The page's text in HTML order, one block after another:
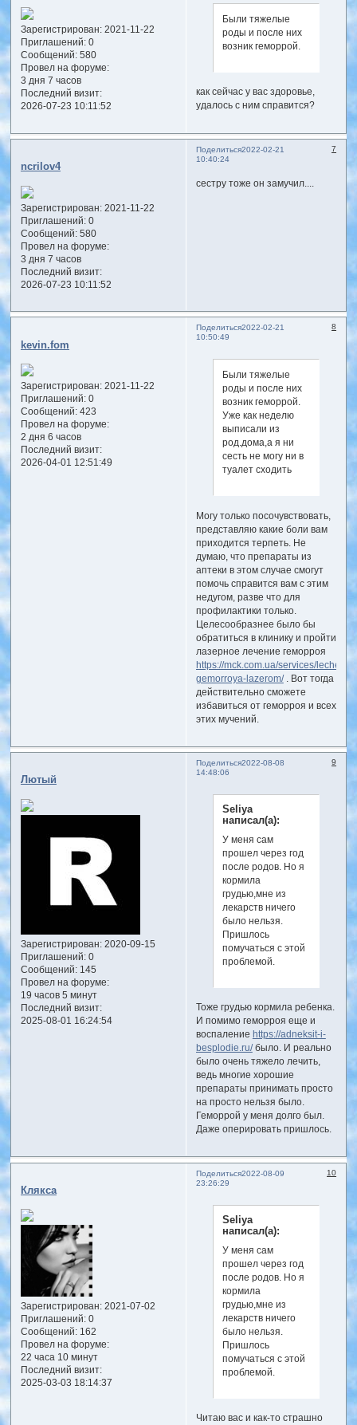
Зарегистрирован: 2021-11-22
Приглашений:0
Сообщений:580
Провел на форуме:
3 дня 7 часов
Последний визит:
2026-07-23 10:11:52
Были тяжелые
роды и после них
возник геморрой.
как сейчас у вас здоровье,
удалось с ним справится?
Поделиться 7
2022-02-21
10:40:24
ncrilov4
Зарегистрирован: 2021-11-22
Приглашений:0
Сообщений:580
Провел на форуме:
3 дня 7 часов
Последний визит:
2026-07-23 10:11:52
сестру тоже он замучил....
Поделиться 8
2022-02-21
10:50:49
kevin.fom
Зарегистрирован: 2021-11-22
Приглашений:0
Сообщений:423
Провел на форуме:
2 дня 6 часов
Последний визит:
2026-04-01 12:51:49
Были тяжелые
роды и после них
возник геморрой.
Уже как неделю
выписали из
род.дома,а я ни
сесть не могу ни в
туалет сходить
Могу только посочувствовать,
представляю какие боли вам
приходится терпеть. Не
думаю, что препараты из
аптеки в этом случае смогут
помочь справится вам с этим
недугом, разве что для
профилактики только.
Целесообразнее было бы
обратиться в клинику и пройти
лазерное лечение геморроя
https://mck.com.ua/services/lechenie-
gemorroya-lazerom/. Вот тогда
действительно сможете
избавиться от геморроя и всех
этих мучений.
Поделиться 9
2022-08-08
14:48:06
Лютый
Зарегистрирован: 2020-09-15
Приглашений:0
Сообщений:145
Провел на форуме:
19 часов 5 минут
Последний визит:
2025-08-01 16:24:54
Seliya
написал(а):
У меня сам
прошел через год
после родов. Но я
кормила
грудью,мне из
лекарств ничего
было нельзя.
Пришлось
помучаться с этой
проблемой.
Тоже грудью кормила ребенка.
И помимо геморроя еще и
воспаление https://adneksit-i-
besplodie.ru/было. И реально
было очень тяжело лечить,
ведь многие хорошие
препараты принимать просто
на просто нельзя было.
Геморрой у меня долго был.
Даже оперировать пришлось.
Поделиться 10
2022-08-09
23:26:29
Клякса
Зарегистрирован: 2021-07-02
Приглашений:0
Сообщений:162
Провел на форуме:
22 часа 10 минут
Последний визит:
2025-03-03 18:14:37
Seliya
написал(а):
У меня сам
прошел через год
после родов. Но я
кормила
грудью,мне из
лекарств ничего
было нельзя.
Пришлось
помучаться с этой
проблемой.
Читаю вас и как-то страшно